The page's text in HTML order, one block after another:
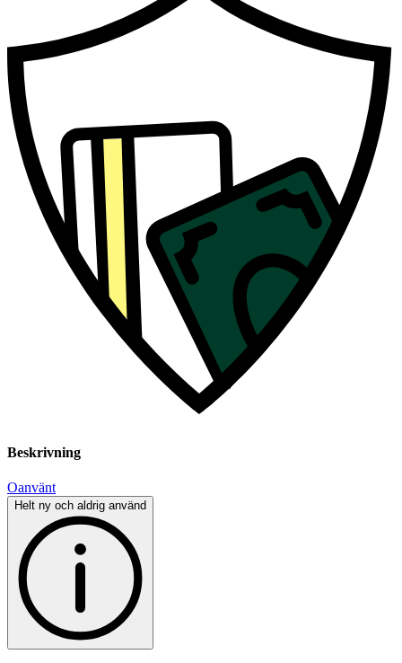
Beskrivning
Oanvänt
Helt ny och aldrig använd